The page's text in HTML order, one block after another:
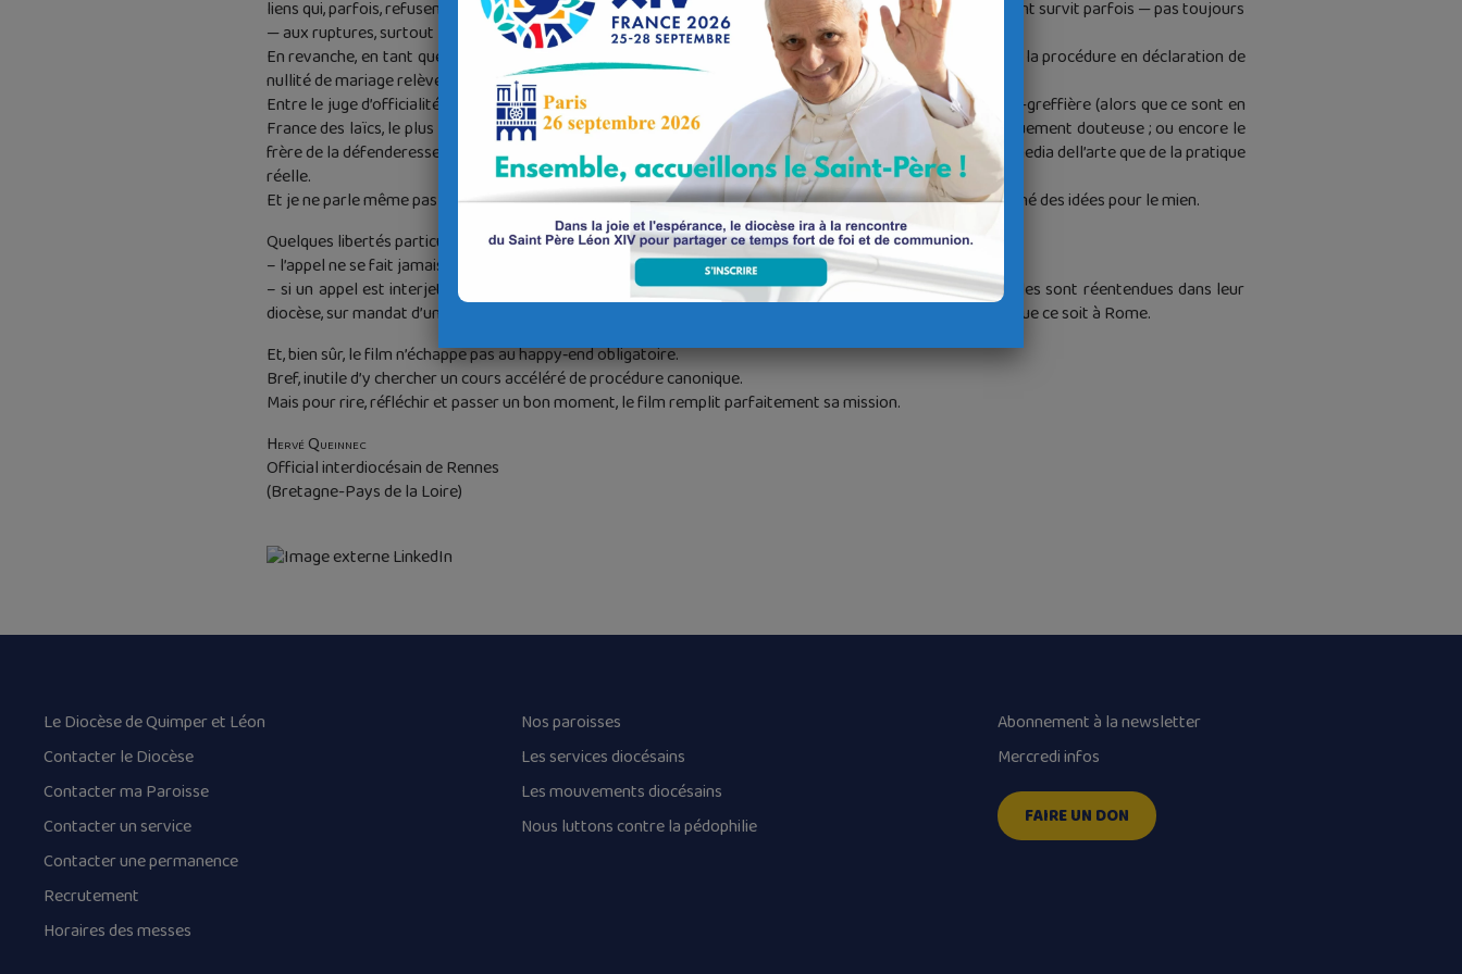
liens qui, parfois, refusent obstinément de se dissoudre. Le film montre avec justesse combien l’attachement survit parfois — pas toujours
— aux ruptures, surtout lorsque des enfants continuent de relier les anciens conjoints.
En revanche, en tant que président d’un tribunal ecclésiastique, je dois confesser que la représentation de la procédure en déclaration de
nullité de mariage relève davantage du folklore que du droit canonique.
Entre le juge d’officialité caricatural, au vocabulaire hermétique et aux questions indiscrètes ; la religieuse-greffière (alors que ce sont en
France des laïcs, le plus souvent bénévoles) ; le cousin prêtre en pleine tentative d’ingérence déontologiquement douteuse ; ou encore le
frère de la défenderesse sollicité pour un faux témoignage… on navigue plus volontiers du côté de la commedia dell’arte que de la pratique
réelle.
Et je ne parle même pas de la décoration des bureaux de l’officialité, si caricaturale qu’elle m’a presque donné des idées pour le mien.
Quelques libertés particulièrement savoureuses :
– l’appel ne se fait jamais devant le même tribunal que la première instance ;
– si un appel est interjeté auprès de la Rote romaine, les parties ne sont jamais convoquées à Rome. Elles sont réentendues dans leur
diocèse, sur mandat d’un juge de la Rote, parfaitement capable de mener l’instruction sans convoquer qui que ce soit à Rome.
Et, bien sûr, le film n’échappe pas au happy‑end obligatoire.
Bref, inutile d’y chercher un cours accéléré de procédure canonique.
Mais pour rire, réfléchir et passer un bon moment, le film remplit parfaitement sa mission.
Hervé Queinnec
Official interdiocésain de Rennes
(Bretagne-Pays de la Loire)
Le Diocèse de Quimper et Léon
Contacter le Diocèse
Contacter ma Paroisse
Contacter un service
Contacter une permanence
Recrutement
Horaires des messes
Nos paroisses
Les services diocésains
Les mouvements diocésains
Nous luttons contre la pédophilie
Abonnement à la newsletter
Mercredi infos
FAIRE UN DON